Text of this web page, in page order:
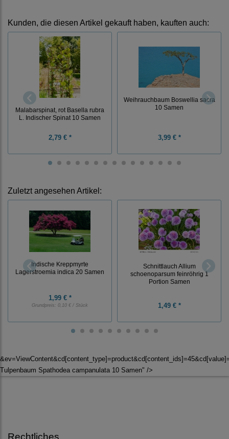
Kunden, die diesen Artikel gekauft haben, kauften auch:
Malabarspinat, rot Basella rubra
L. Indischer Spinat 10 Samen
2,79 € *
Weihrauchbaum Boswellia sacra
10 Samen
3,99 € *
Zuletzt angesehen Artikel:
Indische Kreppmyrte
Lagerstroemia indica 20 Samen
1,99 € *
Grundpreis: 0,10 € / Stück
Schnittlauch Allium
schoenoparsum feinröhrig 1
Portion Samen
1,49 € *
Tulpenbaum Spathodea campanulata 10 Samen" />
Rechtliches